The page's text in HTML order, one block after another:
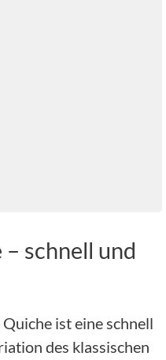
schnell und
ist eine schnell
des klassischen